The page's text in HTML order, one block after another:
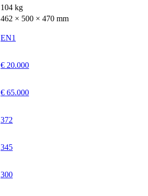
104 kg
462 × 500 × 470 mm
EN1
€ 20.000
€ 65.000
372
345
300